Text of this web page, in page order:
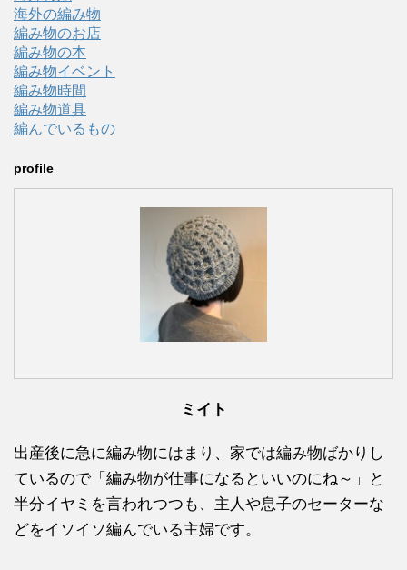
海外の編み物
編み物のお店
編み物の本
編み物イベント
編み物時間
編み物道具
編んでいるもの
profile
ミイト
出産後に急に編み物にはまり、家では編み物ばかりし
ているので「編み物が仕事になるといいのにね～」と
半分イヤミを言われつつも、主人や息子のセーターな
どをイソイソ編んでいる主婦です。